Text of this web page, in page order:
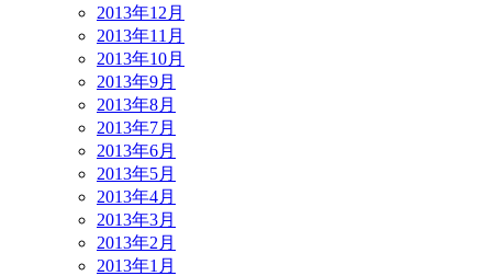
2013年12月
2013年11月
2013年10月
2013年9月
2013年8月
2013年7月
2013年6月
2013年5月
2013年4月
2013年3月
2013年2月
2013年1月